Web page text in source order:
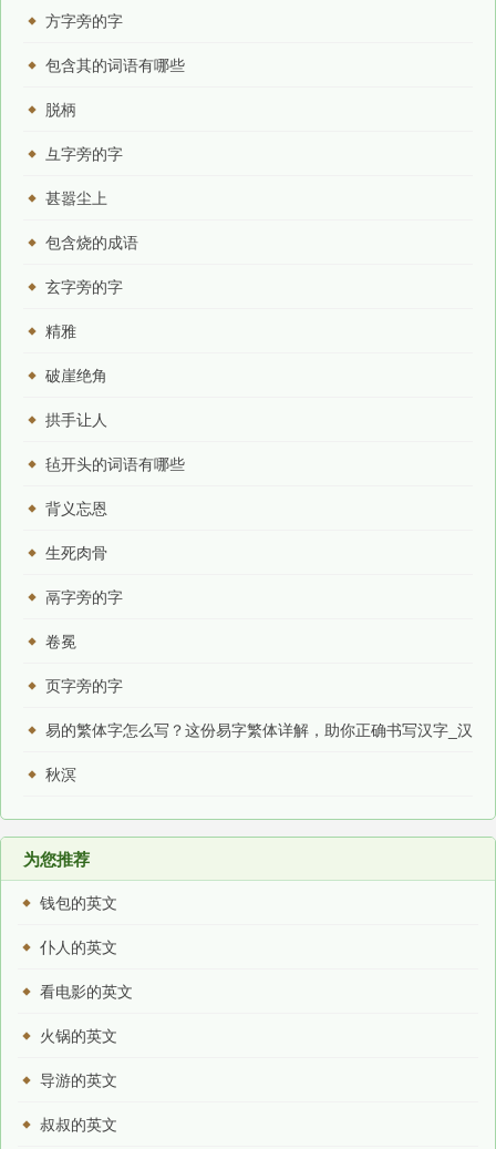
方字旁的字
包含其的词语有哪些
脱柄
彑字旁的字
甚嚣尘上
包含烧的成语
玄字旁的字
精雅
破崖绝角
拱手让人
毡开头的词语有哪些
背义忘恩
生死肉骨
鬲字旁的字
卷冕
页字旁的字
易的繁体字怎么写？这份易字繁体详解，助你正确书写汉字_汉
字繁体学习
秋溟
为您推荐
钱包的英文
仆人的英文
看电影的英文
火锅的英文
导游的英文
叔叔的英文